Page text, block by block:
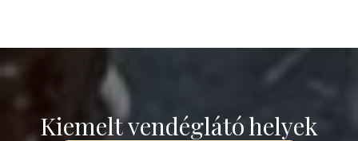
Kiemelt vendéglátó helyek